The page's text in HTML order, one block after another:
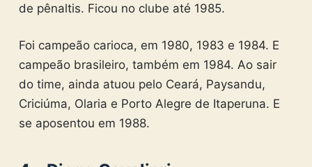
de pênaltis. Ficou no clube até 1985.
Foi campeão carioca, em 1980, 1983 e 1984. E
campeão brasileiro, também em 1984. Ao sair
do time, ainda atuou pelo Ceará, Paysandu,
Criciúma, Olaria e Porto Alegre de Itaperuna. E
se aposentou em 1988.